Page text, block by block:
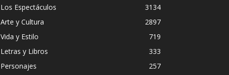
Los Espectáculos
3134
Arte y Cultura
2897
Vida y Estilo
719
Letras y Libros
333
Personajes
257